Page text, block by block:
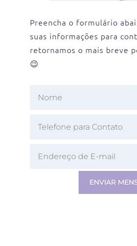
Preencha o formulário
suas informações para
retornamos o mais breve
😉
ENVIAR